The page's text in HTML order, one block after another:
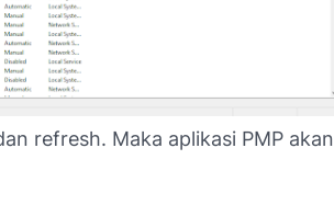
refresh. Maka aplikasi PMP akan